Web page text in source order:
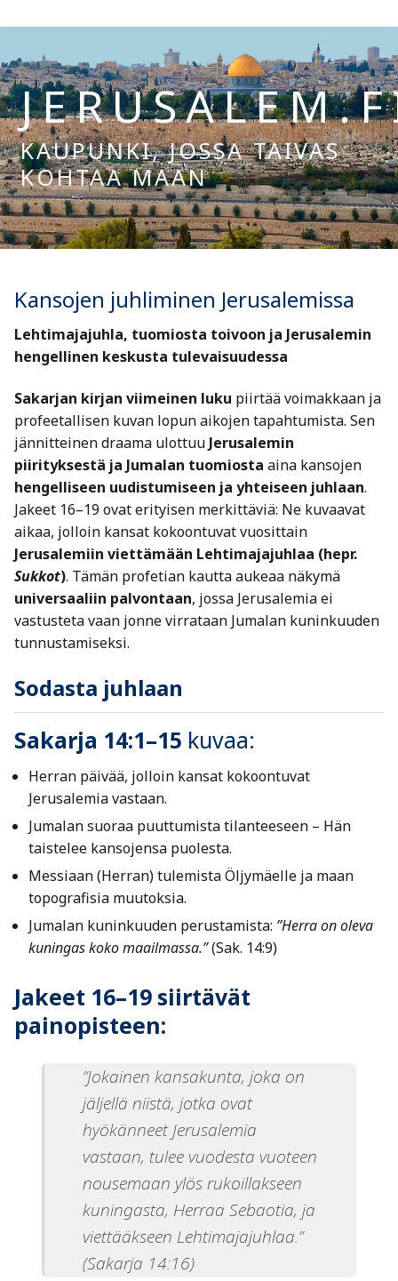
sisältöön
KAUPUNKI, JOSSA TAIVAS
KOHTAA MAAN
Hae:
Kansojen juhliminen Jerusalemissa
Lehtimajajuhla, tuomiosta toivoon ja Jerusalemin
hengellinen keskusta tulevaisuudessa
Sakarjan kirjan viimeinen luku piirtää voimakkaan ja
profeetallisen kuvan lopun aikojen tapahtumista. Sen
jännitteinen draama ulottuuJerusalemin
piirityksestä ja Jumalan tuomiosta aina kansojen
hengelliseen uudistumiseen ja yhteiseen juhlaan.
Jakeet 16–19 ovat erityisen merkittäviä: Ne kuvaavat
aikaa, jolloin kansat kokoontuvat vuosittain
Jerusalemiin viettämään Lehtimajajuhlaa (hepr.
Sukkot). Tämän profetian kautta aukeaa näkymä
universaaliin palvontaan, jossa Jerusalemia ei
vastusteta vaan jonne virrataan Jumalan kuninkuuden
tunnustamiseksi.
Sodasta juhlaan
Sakarja 14:1–15 kuvaa:
Herran päivää, jolloin kansat kokoontuvat
Jerusalemia vastaan.
Jumalan suoraa puuttumista tilanteeseen – Hän
taistelee kansojensa puolesta.
Messiaan (Herran) tulemista Öljymäelle ja maan
topografisia muutoksia.
Jumalan kuninkuuden perustamista: ”Herra on oleva
kuningas koko maailmassa.”(Sak. 14:9)
Jakeet 16–19 siirtävät
painopisteen:
”Jokainen kansakunta, joka on
jäljellä niistä, jotka ovat
hyökänneet Jerusalemia
vastaan, tulee vuodesta vuoteen
nousemaan ylös rukoillakseen
kuningasta, Herraa Sebaotia, ja
viettääkseen Lehtimajajuhlaa.”
(Sakarja 14:16)